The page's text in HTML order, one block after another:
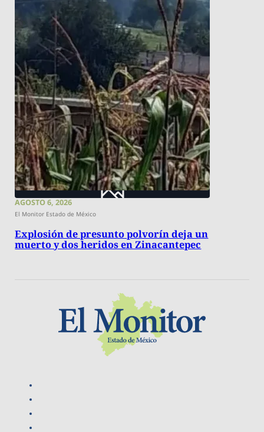
AGOSTO 6, 2026
El Monitor Estado de México
Explosión de presunto polvorín deja un
muerto y dos heridos en Zinacantepec